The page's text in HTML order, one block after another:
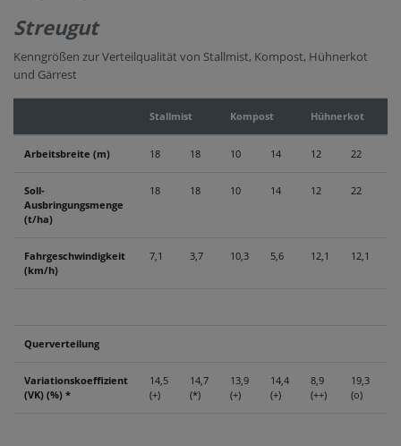
Streugut
Kenngrößen zur Verteilqualität von Stallmist, Kompost, Hühnerkot
und Gärrest
Stallmist Kompost Hühnerkot
Arbeitsbreite (m) 18 18 10 14 12 22
Soll-
Ausbringungsmenge
(t/ha)
18 18 10 14 12 22
Fahrgeschwindigkeit
(km/h)
7,1 3,7 10,3 5,6 12,1 12,1
Querverteilung
Variationskoeffizient
(VK) (%) *
14,5
(+)
14,7
(*)
13,9
(+)
14,4
(+)
8,9
(++)
19,3
(o)